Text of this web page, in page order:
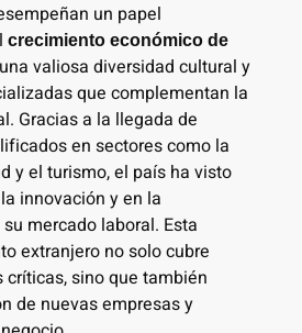
un papel
crecimiento económico de
valiosa diversidad cultural y
que complementan la
Gracias a la llegada de
en sectores como la
y el turismo, el país ha visto
innovación y en la
mercado laboral. Esta
extranjero no solo cubre
críticas, sino que también
de nuevas empresas y